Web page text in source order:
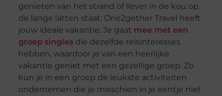
genieten van het strand of liever in de kou op
de lange latten staat: One2gether Travel heeft
jouw ideale vakantie. Je gaat mee met een
groep singlesdie dezelfde reisinteresses
hebben, waardoor je van een heerlijke
vakantie geniet met een gezellige groep. Zo
kun je in een groep de leukste activiteiten
ondernemen die je misschien in je eentje niet